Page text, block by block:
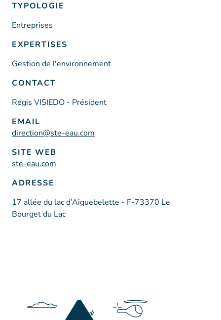
TYPOLOGIE
Entreprises
EXPERTISES
Gestion de l'environnement
CONTACT
Régis VISIEDO - Président
EMAIL
direction@ste-eau.com
SITE WEB
ste-eau.com
ADRESSE
17 allée du lac d’Aiguebelette - F-73370 Le
Bourget du Lac